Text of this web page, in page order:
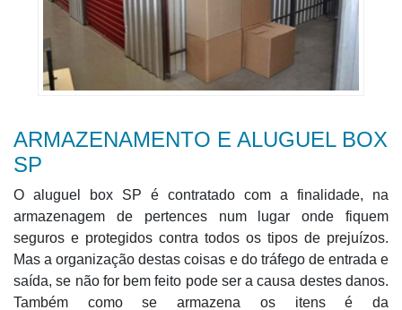
ARMAZENAMENTO E ALUGUEL BOX
SP
O aluguel box SP é contratado com a finalidade, na
armazenagem de pertences num lugar onde fiquem
seguros e protegidos contra todos os tipos de prejuízos.
Mas a organização destas coisas e do tráfego de entrada e
saída, se não for bem feito pode ser a causa destes danos.
Também como se armazena os itens é da